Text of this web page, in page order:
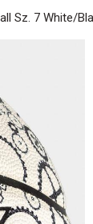
Sz. 7 White/